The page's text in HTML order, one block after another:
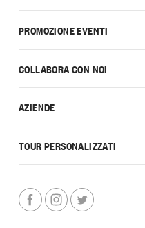
PROMOZIONE EVENTI
COLLABORA CON NOI
AZIENDE
TOUR PERSONALIZZATI